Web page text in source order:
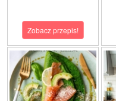
Zobacz przepis!